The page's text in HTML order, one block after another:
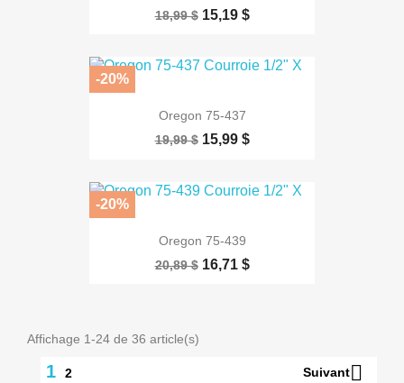
18,99 $ 15,19 $
Oregon 75-437
19,99 $ 15,99 $
-20%
Oregon 75-439
20,89 $ 16,71 $
-20%
Affichage 1-24 de 36 article(s)
1 2 Suivant